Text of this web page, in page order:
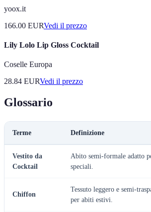
yoox.it
166.00 EURVedi il prezzo
Lily Lolo Lip Gloss Cocktail
Coselle Europa
28.84 EURVedi il prezzo
Glossario
Terme Definizione
Vestito da
Cocktail
Abito semi-formale adatto
speciali.
Chiffon
Tessuto leggero e semi-
per abiti estivi.